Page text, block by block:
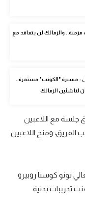
والزمالك لن يتعاقد مع
- مسيرة "الكونت" مستمرة..
لناشئين الزمالك
جلسة مع اللاعبين
الفريق، ومنح اللاعبين
نونو كوستا روبيرو
تدريبات بدنية